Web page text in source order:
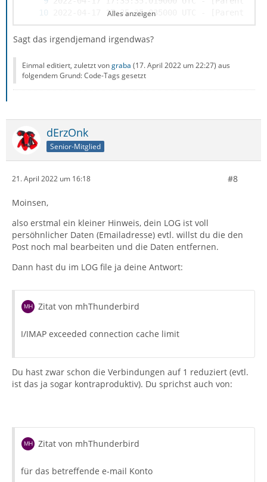
Alles anzeigen
Sagt das irgendjemand irgendwas?
Einmal editiert, zuletzt vongraba (17. April 2022 um 22:27) aus
folgendem Grund: Code-Tags gesetzt
dErzOnk
Senior-Mitglied
21. April 2022 um 16:18 #8
Moinsen,
also erstmal ein kleiner Hinweis, dein LOG ist voll
persöhnlicher Daten (Emailadresse) evtl. willst du die den
Post noch mal bearbeiten und die Daten entfernen.
Dann hast du im LOG file ja deine Antwort:
Zitat von mhThunderbird
I/IMAP exceeded connection cache limit
Du hast zwar schon die Verbindungen auf 1 reduziert (evtl.
ist das ja sogar kontraproduktiv). Du sprichst auch von:
Zitat von mhThunderbird
für das betreffende e-mail Konto